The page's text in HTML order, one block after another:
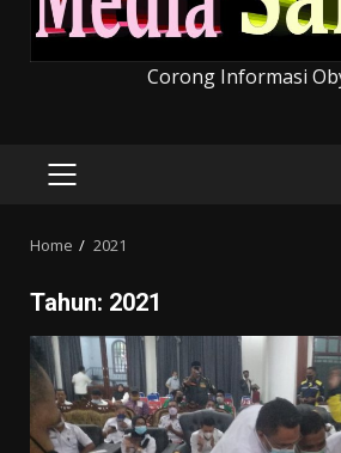
Corong Informasi
PRIMARY
Home 2021
Tahun: 2021